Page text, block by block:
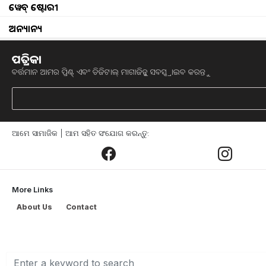
ୱେବ୍ ଷ୍ଟୋରୀ
ଅନ୍ୟାନ୍ୟ
ପତ୍ରିକା
ବର୍ତ୍ତମାନ ଆମର ପ୍ରିଣ୍ଟ୍ ଏବଂ ଡିଜିଟାଲ୍ ମାଗାଜିନ୍କୁ ସବସ୍କ୍ରାଇବ କରନ୍ତୁ
ଆମେ ସାମାଜିକ | ଆମ ସହିତ ସଂଯୋଗ କରନ୍ତୁ:
More Links
About Us
Contact
Dr.
ଜିଦ୍ ଏବଂ ନବସୃଜନ (Innovation) ବଳରେ
ରାଜାରାମ
ଆଜି କୌଣସି ପରିଚୟର
ତାଙ୍କ କାହାଣୀ ଏକ ପ୍ରେରଣାଦାୟୀ ଯାତ୍ରା,
ବରଂ
ଅଷ୍ଟମ ଶ୍ରେଣୀ ବୋର୍ଡ ପରୀକ୍ଷାରେ ମେରିଟ୍